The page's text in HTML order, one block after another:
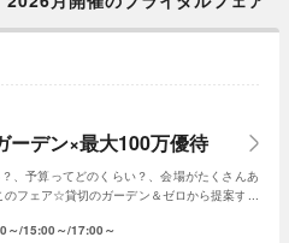
デン×最大100万優待
、予算ってどのくらい？、会場がたくさんあ
フェア☆貸切のガーデン＆ゼロから提案する
～ 15:00～ 17:00～